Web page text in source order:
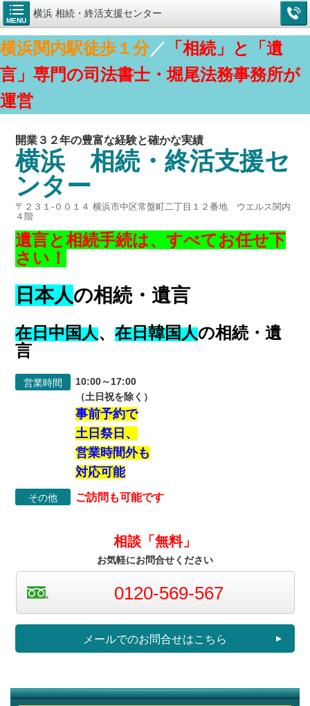
MENU
横浜 相続・終活支援センター
横浜関内駅徒歩１分／ 「相続」と「遺
言」専門の司法書士・堀尾法務事務所が
運営
開業３２年の豊富な経験と確かな実績
横浜 相続・終活支援セ
ンター
〒２３１-００１４ 横浜市中区常盤町二丁目１２番地 ウエルス関内
４階
遺言と相続手続は、すべてお任せ下
さい！
日本人の相続・遺言
在日中国人、在日韓国人の相続・遺
言
営業時間
10:00～17:00
（土日祝を除く）
事前予約で
土日祭日、
営業時間外も
対応可能
その他 ご訪問も可能です
相談「無料」
お気軽にお問合せください
0120-569-567
メールでのお問合せはこちら